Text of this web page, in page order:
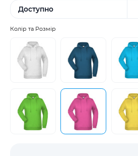
Доступно
Колір та Розмір